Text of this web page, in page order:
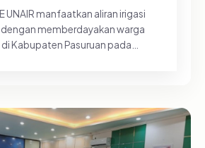
UNAIR manfaatkan aliran irigasi
dengan memberdayakan warga
Kabupaten Pasuruan pada